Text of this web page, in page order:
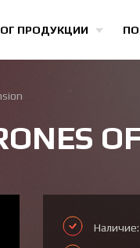
ПРОДУКЦИИ
Все игры
Наличие: